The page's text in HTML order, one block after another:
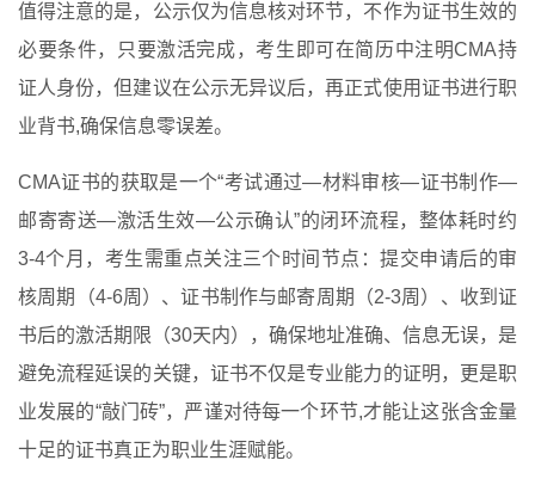
值得注意的是，公示仅为信息核对环节，不作为证书生效的
必要条件，只要激活完成，考生即可在简历中注明CMA持
证人身份，但建议在公示无异议后，再正式使用证书进行职
业背书,确保信息零误差。
CMA证书的获取是一个“考试通过—材料审核—证书制作—
邮寄寄送—激活生效—公示确认”的闭环流程，整体耗时约
3-4个月，考生需重点关注三个时间节点：提交申请后的审
核周期（4-6周）、证书制作与邮寄周期（2-3周）、收到证
书后的激活期限（30天内），确保地址准确、信息无误，是
避免流程延误的关键，证书不仅是专业能力的证明，更是职
业发展的“敲门砖”，严谨对待每一个环节,才能让这张含金量
十足的证书真正为职业生涯赋能。